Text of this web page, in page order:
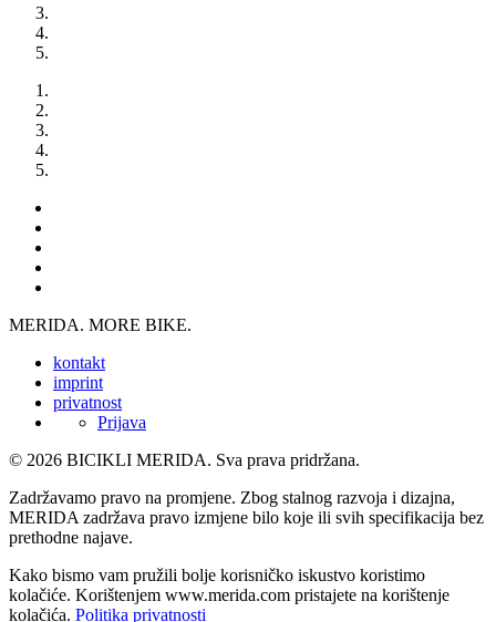
MERIDA. MORE BIKE.
kontakt
imprint
privatnost
Prijava
© 2026 BICIKLI MERIDA. Sva prava pridržana.
Zadržavamo pravo na promjene. Zbog stalnog razvoja i dizajna,
MERIDA zadržava pravo izmjene bilo koje ili svih specifikacija bez
prethodne najave.
Kako bismo vam pružili bolje korisničko iskustvo koristimo
kolačiće. Korištenjem www.merida.com pristajete na korištenje
kolačića. Politika privatnosti